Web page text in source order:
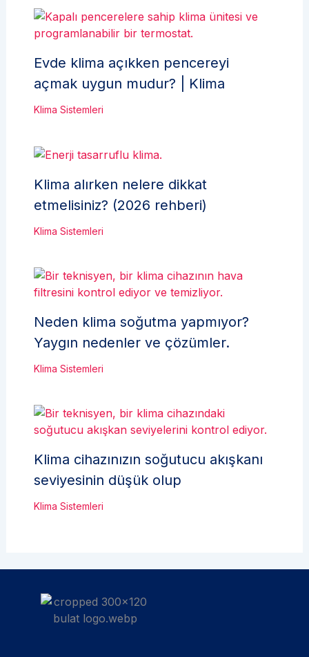
Evde klima açıkken pencereyi
açmak uygun mudur? | Klima
Klima Sistemleri
Klima alırken nelere dikkat
etmelisiniz? (2026 rehberi)
Klima Sistemleri
Neden klima soğutma yapmıyor?
Yaygın nedenler ve çözümler.
Klima Sistemleri
Klima cihazınızın soğutucu akışkanı
seviyesinin düşük olup
Klima Sistemleri